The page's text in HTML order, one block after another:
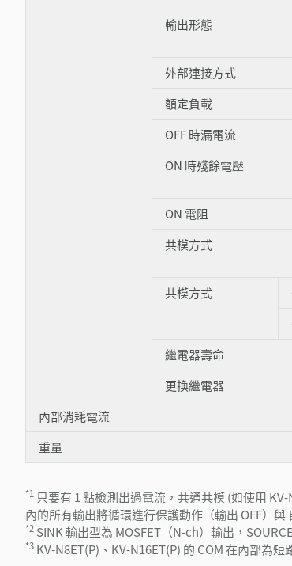
輸出形態
外部連接方式
額定負載
OFF 時漏電流
ON 時殘餘電壓
ON 電阻
共模方式
共模方式
繼電器壽命
更換繼電器
內部消耗電流
重量
*1 只要有 1 點檢測出過電流，共通共模 (如使用
內的所有輸出將循環進行保護動作（輸出 OFF）與
*2 SINK 輸出型為 MOSFET（N-ch）輸出，
*3 KV-N8ET(P)、KV-N16ET(P) 的 COM 在內部為短